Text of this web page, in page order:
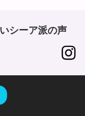
シーア派の声